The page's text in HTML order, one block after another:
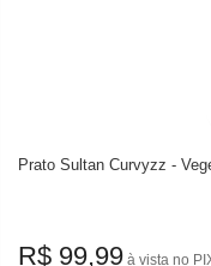
Prato Sultan Curvyzz -
R$ 99,99 à vista no